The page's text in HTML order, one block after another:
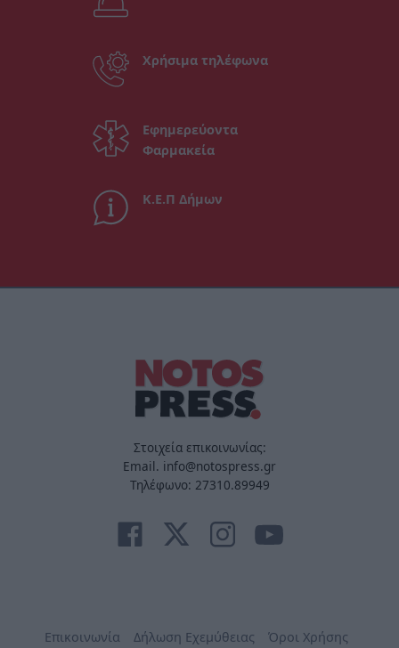
Χρήσιμα τηλέφωνα
Εφημερεύοντα
Φαρμακεία
Κ.Ε.Π Δήμων
Στοιχεία επικοινωνίας:
Email. info@notospress.gr
Τηλέφωνο: 27310.89949
Επικοινωνία Δήλωση Εχεμύθειας Όροι Χρήσης